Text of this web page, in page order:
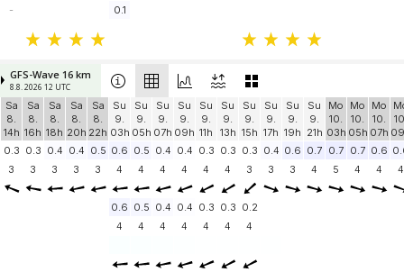
- 0.1
GFS-Wave 16 km
8.8. 2026 12 UTC
Sa
8.
14h
Sa
8.
16h
Sa
8.
18h
Sa
8.
20h
Sa
8.
22h
Su
9.
03h
Su
9.
05h
Su
9.
07h
Su
9.
09h
Su
9.
11h
Su
9.
13h
Su
9.
15h
Su
9.
17h
Su
9.
19h
Su
9.
21h
Mo
10.
03h
Mo
10.
05h
Mo
10.
07h
0.3 0.3 0.4 0.4 0.5 0.6 0.5 0.4 0.4 0.3 0.3 0.3 0.4 0.6 0.7 0.7 0.7 0.6
3
3 3 3 3 4 4 4 4 4 4 3 3 3 4 5 4 4 4
0.6 0.5 0.4 0.4 0.3 0.3 0.2
4
4 4 4 4 4 4